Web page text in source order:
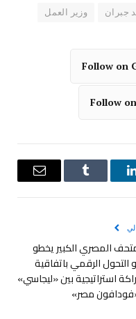
جبران وزير العمل
Follow on
Follow
لينكدإن Tumblr
البريد
المصري الكبير يخطو
التحول الرقمي باتفاقية
استراتيجية بين «ليجاسي»
مصر»